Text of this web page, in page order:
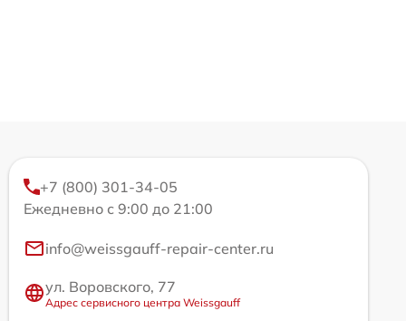
+7 (800) 301-34-05
Ежедневно с 9:00 до 21:00
info@weissgauff-repair-center.ru
ул. Воровского, 77
Адрес сервисного центра Weissgauff